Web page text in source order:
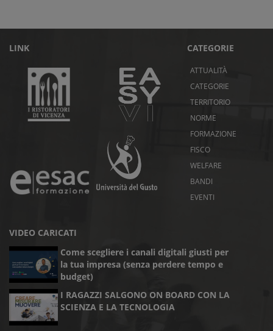
LINK CATEGORIE
ATTUALITÀ
CATEGORIE
TERRITORIO
NORME
FORMAZIONE
FISCO
WELFARE
BANDI
EVENTI
VIDEO CARICATI
Come scegliere i canali digitali giusti per
la tua impresa (senza perdere tempo e
budget)
I RAGAZZI SALGONO ON BOARD CON LA
SCIENZA E LA TECNOLOGIA